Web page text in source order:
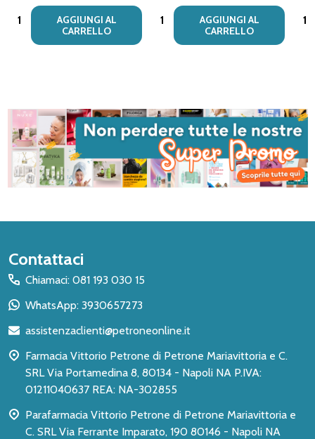
Quantità:
AGGIUNGI AL
CARRELLO
Quantità:
AGGIUNGI AL
CARRELLO
Inizio
del
piè
pagina
Contattaci
Chiamaci: 081 193 030 15
WhatsApp: 3930657273
assistenzaclienti@petroneonline.it
Farmacia Vittorio Petrone di Petrone Mariavittoria e C.
SRL Via Portamedina 8, 80134 - Napoli NA P.IVA:
01211040637 REA: NA-302855
Parafarmacia Vittorio Petrone di Petrone Mariavittoria e
C. SRL Via Ferrante Imparato, 190 80146 - Napoli NA